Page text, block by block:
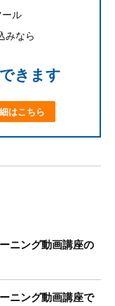
ル
みなら
きます
はこちら
ニング動画講座の
ニング動画講座で